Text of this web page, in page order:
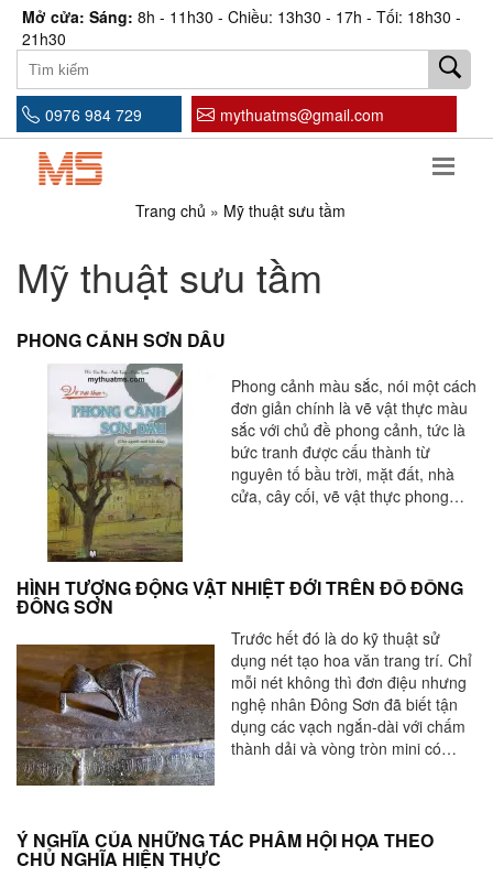
Mở cửa: Sáng: 8h - 11h30 - Chiều: 13h30 - 17h - Tối: 18h30 -
21h30
0976 984 729 mythuatms@gmail.com
Trang chủ » Mỹ thuật sưu tầm
Mỹ thuật sưu tầm
PHONG CẢNH SƠN DẦU
Phong cảnh màu sắc, nói một cách
đơn giản chính là vẽ vật thực màu
sắc với chủ đề phong cảnh, tức là
bức tranh được cấu thành từ
nguyên tố bầu trời, mặt đất, nhà
cửa, cây cối, vẽ vật thực phong
HÌNH TƯỢNG ĐỘNG VẬT NHIỆT ĐỚI TRÊN ĐỒ ĐỒNG
ĐÔNG SƠN
Trước hết đó là do kỹ thuật sử
dụng nét tạo hoa văn trang trí. Chỉ
mỗi nét không thì đơn điệu nhưng
nghệ nhân Đông Sơn đã biết tận
dụng các vạch ngắn-dài với chấm
thành dải và vòng tròn mini có
Ý NGHĨA CỦA NHỮNG TÁC PHẨM HỘI HỌA THEO
CHỦ NGHĨA HIỆN THỰC